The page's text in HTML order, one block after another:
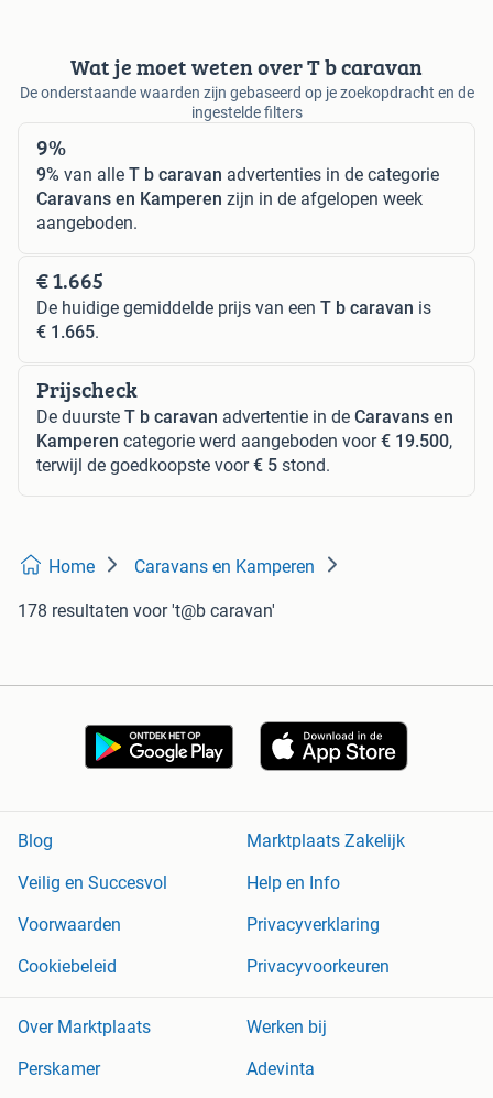
Wat je moet weten over T b caravan
De onderstaande waarden zijn gebaseerd op je zoekopdracht en de
ingestelde filters
9%
9% van alle T b caravan advertenties in de categorie
Caravans en Kamperen zijn in de afgelopen week
aangeboden.
€ 1.665
De huidige gemiddelde prijs van een T b caravan is
€ 1.665.
Prijscheck
De duurste T b caravan advertentie in de Caravans en
Kamperen categorie werd aangeboden voor€ 19.500,
terwijl de goedkoopste voor€ 5 stond.
Home Caravans en Kamperen
178 resultaten voor 't@b caravan'
Blog
Marktplaats Zakelijk
Veilig en Succesvol
Help en Info
Voorwaarden
Privacyverklaring
Cookiebeleid
Privacyvoorkeuren
Over Marktplaats
Werken bij
Perskamer
Adevinta